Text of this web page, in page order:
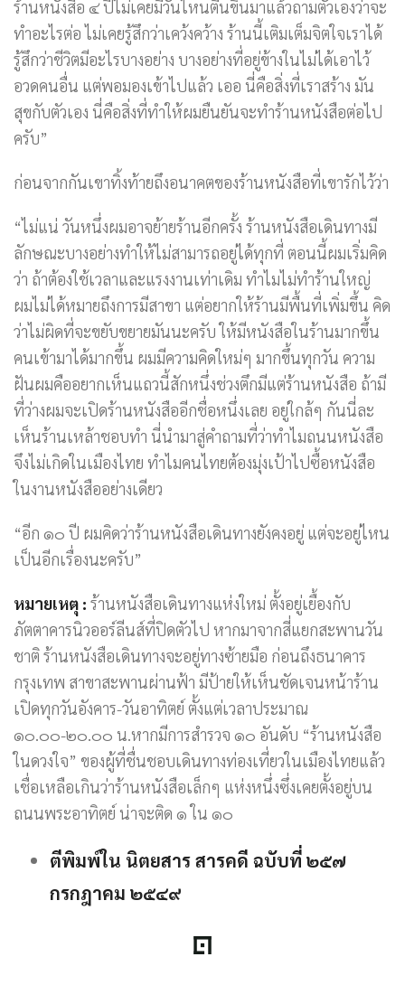
ร้านหนังสือ ๔ ปีไม่เคยมีวันไหนตื่นขึ้นมาแล้วถามตัวเองว่าจะ
ทำอะไรต่อ ไม่เคยรู้สึกว่าเคว้งคว้าง ร้านนี้เติมเต็มจิตใจเราได้
รู้สึกว่าชีวิตมีอะไรบางอย่าง บางอย่างที่อยู่ข้างในไม่ได้เอาไว้
อวดคนอื่น แต่พอมองเข้าไปแล้ว เออ นี่คือสิ่งที่เราสร้าง มัน
สุขกับตัวเอง นี่คือสิ่งที่ทำให้ผมยืนยันจะทำร้านหนังสือต่อไป
ครับ”
ก่อนจากกันเขาทิ้งท้ายถึงอนาคตของร้านหนังสือที่เขารักไว้ว่า
“ไม่แน่ วันหนึ่งผมอาจย้ายร้านอีกครั้ง ร้านหนังสือเดินทางมี
ลักษณะบางอย่างทำให้ไม่สามารถอยู่ได้ทุกที่ ตอนนี้ผมเริ่มคิด
ว่า ถ้าต้องใช้เวลาและแรงงานเท่าเดิม ทำไมไม่ทำร้านใหญ่
ผมไม่ได้หมายถึงการมีสาขา แต่อยากให้ร้านมีพื้นที่เพิ่มขึ้น คิด
ว่าไม่ผิดที่จะขยับขยายมันนะครับ ให้มีหนังสือในร้านมากขึ้น
คนเข้ามาได้มากขึ้น ผมมีความคิดใหม่ๆ มากขึ้นทุกวัน ความ
ฝันผมคืออยากเห็นแถวนี้สักหนึ่งช่วงตึกมีแต่ร้านหนังสือ ถ้ามี
ที่ว่างผมจะเปิดร้านหนังสืออีกชื่อหนึ่งเลย อยู่ใกล้ๆ กันนี่ละ
เห็นร้านเหล้าชอบทำ นี่นำมาสู่คำถามที่ว่าทำไมถนนหนังสือ
จึงไม่เกิดในเมืองไทย ทำไมคนไทยต้องมุ่งเป้าไปซื้อหนังสือ
ในงานหนังสืออย่างเดียว
“อีก ๑๐ ปี ผมคิดว่าร้านหนังสือเดินทางยังคงอยู่ แต่จะอยู่ไหน
เป็นอีกเรื่องนะครับ”
หมายเหตุ : ร้านหนังสือเดินทางแห่งใหม่ ตั้งอยู่เยื้องกับ
ภัตตาคารนิวออร์ลีนส์ที่ปิดตัวไป หากมาจากสี่แยกสะพานวัน
ชาติ ร้านหนังสือเดินทางจะอยู่ทางซ้ายมือ ก่อนถึงธนาคาร
กรุงเทพ สาขาสะพานผ่านฟ้า มีป้ายให้เห็นชัดเจนหน้าร้าน
เปิดทุกวันอังคาร-วันอาทิตย์ ตั้งแต่เวลาประมาณ
๑๐.๐๐-๒๐.๐๐ น.หากมีการสำรวจ ๑๐ อันดับ “ร้านหนังสือ
ในดวงใจ” ของผู้ที่ชื่นชอบเดินทางท่องเที่ยวในเมืองไทยแล้ว
เชื่อเหลือเกินว่าร้านหนังสือเล็กๆ แห่งหนึ่งซึ่งเคยตั้งอยู่บน
ถนนพระอาทิตย์ น่าจะติด ๑ ใน ๑๐
ตีพิมพ์ใน นิตยสาร สารคดี ฉบับที่ ๒๕๗
กรกฎาคม ๒๕๔๙